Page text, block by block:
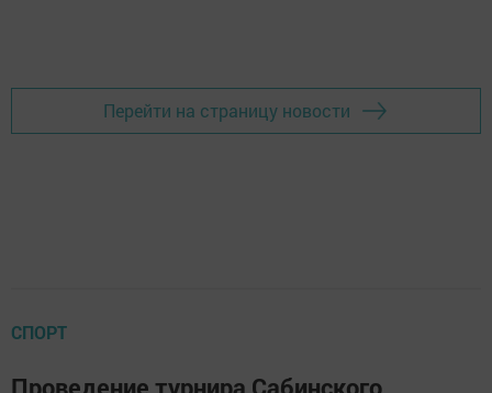
Перейти на страницу новости
СПОРТ